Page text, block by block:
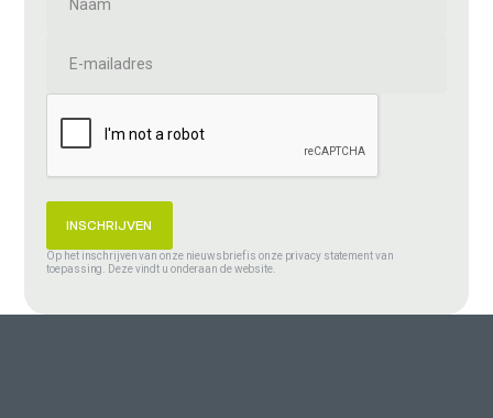
Op het inschrijven van onze nieuwsbrief is onze privacy statement van
toepassing. Deze vindt u onderaan de website.